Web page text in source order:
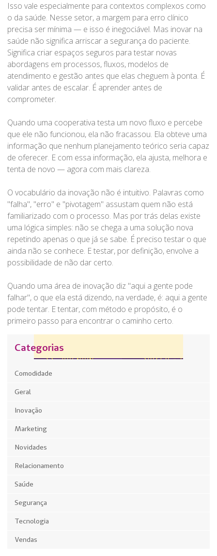
Isso vale especialmente para contextos complexos como
o da saúde. Nesse setor, a margem para erro clínico
precisa ser mínima — e isso é inegociável. Mas inovar na
saúde não significa arriscar a segurança do paciente.
Significa criar espaços seguros para testar novas
abordagens em processos, fluxos, modelos de
atendimento e gestão antes que elas cheguem à ponta. É
validar antes de escalar. É aprender antes de
comprometer.
Quando uma cooperativa testa um novo fluxo e percebe
que ele não funcionou, ela não fracassou. Ela obteve uma
informação que nenhum planejamento teórico seria capaz
de oferecer. E com essa informação, ela ajusta, melhora e
tenta de novo — agora com mais clareza.
O vocabulário da inovação não é intuitivo. Palavras como
"falha", "erro" e "pivotagem" assustam quem não está
familiarizado com o processo. Mas por trás delas existe
uma lógica simples: não se chega a uma solução nova
repetindo apenas o que já se sabe. É preciso testar o que
ainda não se conhece. E testar, por definição, envolve a
possibilidade de não dar certo.
Quando uma área de inovação diz "aqui a gente pode
falhar", o que ela está dizendo, na verdade, é: aqui a gente
pode tentar. E tentar, com método e propósito, é o
primeiro passo para encontrar o caminho certo.
Categorias
Comodidade
Geral
Inovação
Marketing
Novidades
Relacionamento
Saúde
Segurança
Tecnologia
Vendas